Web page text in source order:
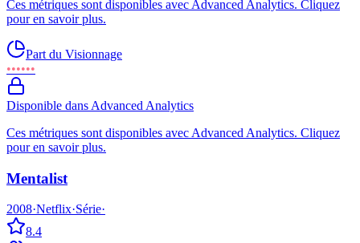
Ces métriques sont disponibles avec Advanced Analytics. Cliquez
pour en savoir plus.
Part du Visionnage
••••••
Disponible dans Advanced Analytics
Ces métriques sont disponibles avec Advanced Analytics. Cliquez
pour en savoir plus.
Mentalist
2008·Netflix·Série·
8.4